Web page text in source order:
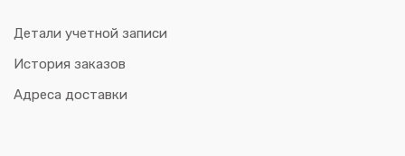
Детали учетной записи
История заказов
Адреса доставки